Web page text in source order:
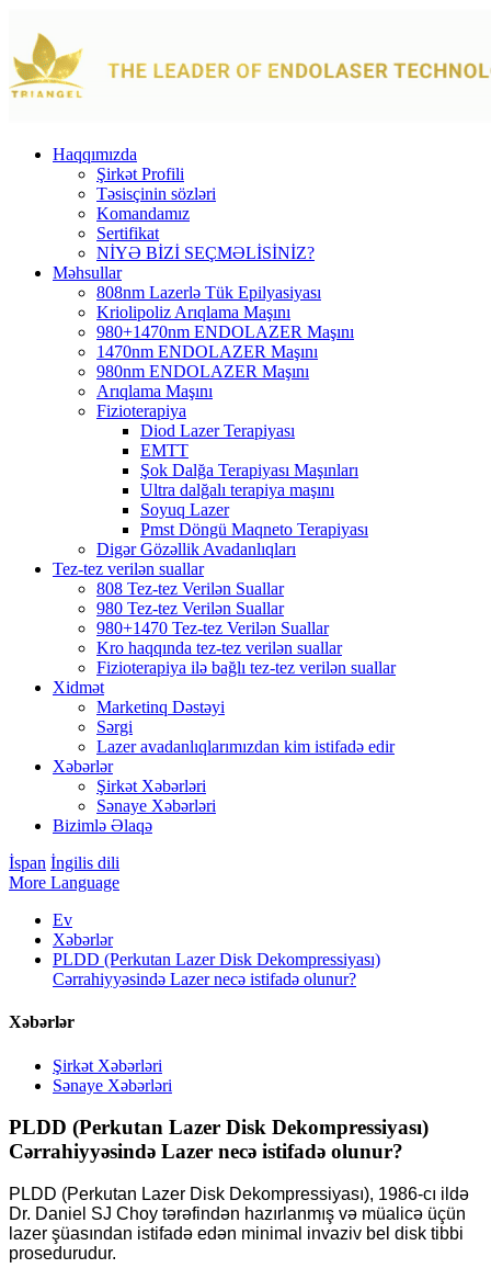
Haqqımızda
Şirkət Profili
Təsisçinin sözləri
Komandamız
Sertifikat
NİYƏ BİZİ SEÇMƏLİSİNİZ?
Məhsullar
808nm Lazerlə Tük Epilyasiyası
Kriolipoliz Arıqlama Maşını
980+1470nm ENDOLAZER Maşını
1470nm ENDOLAZER Maşını
980nm ENDOLAZER Maşını
Arıqlama Maşını
Fizioterapiya
Diod Lazer Terapiyası
EMTT
Şok Dalğa Terapiyası Maşınları
Ultra dalğalı terapiya maşını
Soyuq Lazer
Pmst Döngü Maqneto Terapiyası
Digər Gözəllik Avadanlıqları
Tez-tez verilən suallar
808 Tez-tez Verilən Suallar
980 Tez-tez Verilən Suallar
980+1470 Tez-tez Verilən Suallar
Kro haqqında tez-tez verilən suallar
Fizioterapiya ilə bağlı tez-tez verilən suallar
Xidmət
Marketinq Dəstəyi
Sərgi
Lazer avadanlıqlarımızdan kim istifadə edir
Xəbərlər
Şirkət Xəbərləri
Sənaye Xəbərləri
Bizimlə Əlaqə
İspan İngilis dili
More Language
Ev
Xəbərlər
PLDD (Perkutan Lazer Disk Dekompressiyası)
Cərrahiyyəsində Lazer necə istifadə olunur?
Xəbərlər
Şirkət Xəbərləri
Sənaye Xəbərləri
PLDD (Perkutan Lazer Disk Dekompressiyası)
Cərrahiyyəsində Lazer necə istifadə olunur?
PLDD (Perkutan Lazer Disk Dekompressiyası), 1986-cı ildə
Dr. Daniel SJ Choy tərəfindən hazırlanmış və müalicə üçün
lazer şüasından istifadə edən minimal invaziv bel disk tibbi
prosedurudur.